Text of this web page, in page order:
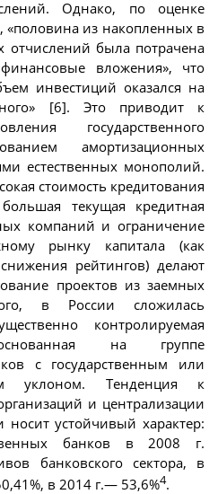
Однако, по оценке
«половина из накопленных в
отчислений была потрачена
вложения», что
инвестиций оказался на
[6]. Это приводит к
государственного
амортизационных
естественных монополий.
стоимость кредитования
текущая кредитная
компаний и ограничение
рынку капитала (как
рейтингов) делают
проектов из заемных
в России сложилась
контролируемая
на группе
с государственным или
уклоном. Тенденция к
и централизации
носит устойчивый характер:
банков в 2008 г.
банковского сектора, в
в 2014 г.— 53,6%4.